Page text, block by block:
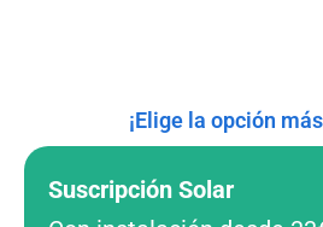
¡Elige la opción
Suscripción Solar